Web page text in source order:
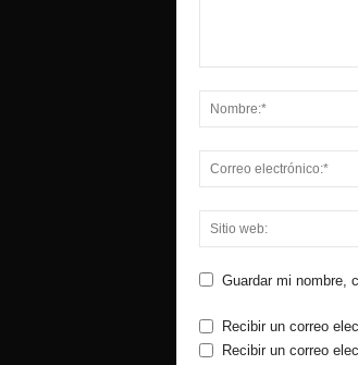
Guardar mi nombre,
Recibir un correo
Recibir un correo